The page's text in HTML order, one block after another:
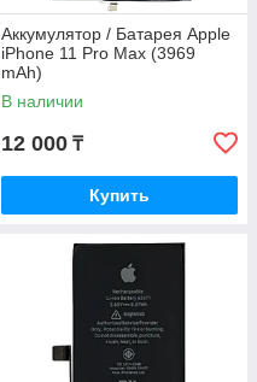
Аккумулятор / Батарея Apple
iPhone 11 Pro Max (3969
mAh)
В наличии
12 000 ₸
Купить